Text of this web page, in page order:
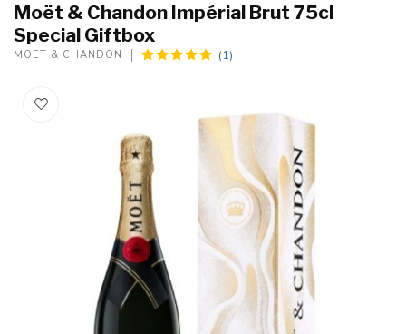
Moët & Chandon Impérial Brut 75cl
Special Giftbox
MOËT & CHANDON (1)